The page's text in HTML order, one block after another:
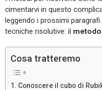
cimentarvi in questo
leggendo i prossimi
tecniche risolutive: il
Cosa tratteremo
Conoscere il cubo di